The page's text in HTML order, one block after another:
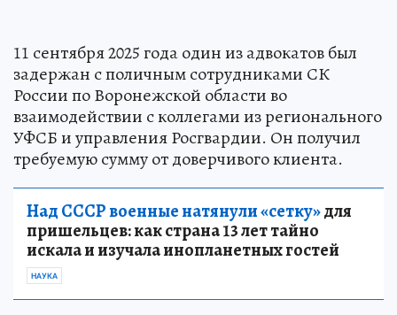
11 сентября 2025 года один из адвокатов был
задержан с поличным сотрудниками СК
России по Воронежской области во
взаимодействии с коллегами из регионального
УФСБ и управления Росгвардии. Он получил
требуемую сумму от доверчивого клиента.
Над СССР военные натянули «сетку»для
пришельцев: как страна 13 лет тайно
искала и изучала инопланетных гостей
НАУКА